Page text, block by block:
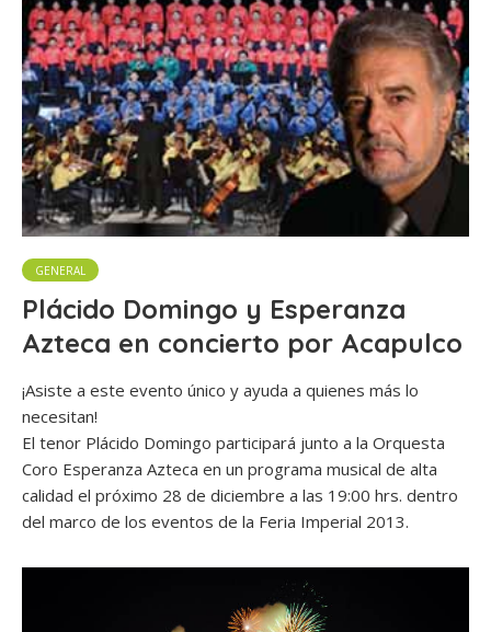
GENERAL
Plácido Domingo y Esperanza
Azteca en concierto por Acapulco
¡Asiste a este evento único y ayuda a quienes más lo
necesitan!
El tenor Plácido Domingo participará junto a la Orquesta
Coro Esperanza Azteca en un programa musical de alta
calidad el próximo 28 de diciembre a las 19:00 hrs. dentro
del marco de los eventos de la Feria Imperial 2013.